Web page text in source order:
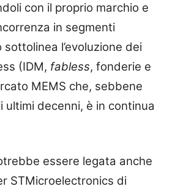
con il proprio marchio e
in segmenti
l’evoluzione dei
(IDM, fabless, fonderie e
MEMS che, sebbene
ultimi decenni, è in continua
essere legata anche
STMicroelectronics di